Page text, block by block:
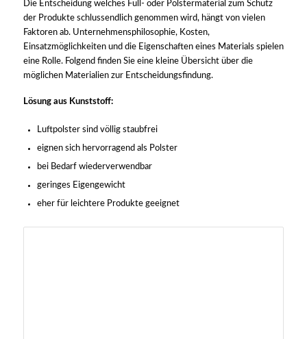
Die Entscheidung welches Füll- oder Polstermaterial zum Schutz
der Produkte schlussendlich genommen wird, hängt von vielen
Faktoren ab. Unternehmensphilosophie, Kosten,
Einsatzmöglichkeiten und die Eigenschaften eines Materials spielen
eine Rolle. Folgend finden Sie eine kleine Übersicht über die
möglichen Materialien zur Entscheidungsfindung.
Lösung aus Kunststoff:
Luftpolster sind völlig staubfrei
eignen sich hervorragend als Polster
bei Bedarf wiederverwendbar
geringes Eigengewicht
eher für leichtere Produkte geeignet